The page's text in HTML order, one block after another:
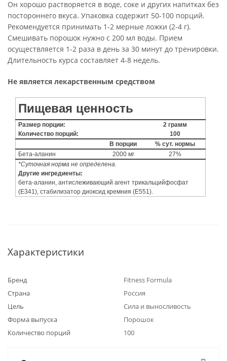
Он хорошо растворяется в воде, соке и других напитках без
постороннего вкуса. Упаковка содержит 50-100 порций.
Рекомендуется принимать 1-2 мерные ложки (2-4 г).
Смешивать порошок нужно с 200 мл воды. Прием
осуществляется 1-2 раза в день за 30 минут до тренировки.
Длительность курса составляет 4-8 недель.
Не является лекарственным средством
Пищевая ценность
Размер порции:
2 грамм
Количество порций:
100
В порции
% сут. нормы
Бета-аланин
2000 мг
27%
*Суточная норма не определена.
Другие ингредиенты:
бета-аланин, антислеживающий агент трикальцийфосфат
(E341), стабилизатор диоксид кремния (E551).
Характеристики
Бренд
Fitness Formula
Страна
Россия
Цель
Сила и выносливость
Форма выпуска
Порошок
Количество порций
100